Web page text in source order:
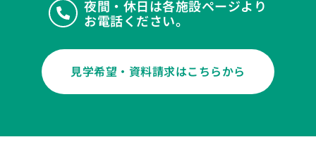
夜間・休日は各施設ページより
お電話ください。
見学希望・資料請求はこちらから